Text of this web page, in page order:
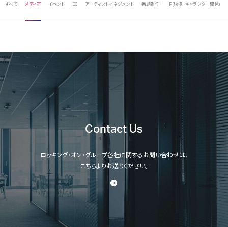
すべて メディア イベント EC アーティストマネジメント 番組制作 IP(映像・キャラクター開発)
Contact Us
ロッキング・オン・グループ各社に関するお問い合わせは、
こちらよりお送りください。